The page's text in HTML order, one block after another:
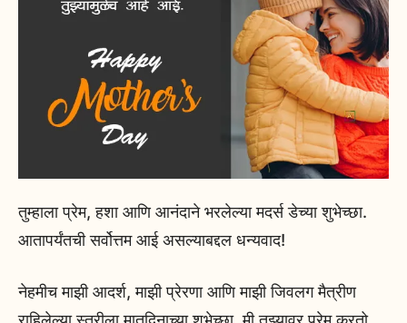
तुम्हाला प्रेम, हशा आणि आनंदाने भरलेल्या मदर्स डेच्या शुभेच्छा.
आतापर्यंतची सर्वोत्तम आई असल्याबद्दल धन्यवाद!
नेहमीच माझी आदर्श, माझी प्रेरणा आणि माझी जिवलग मैत्रीण